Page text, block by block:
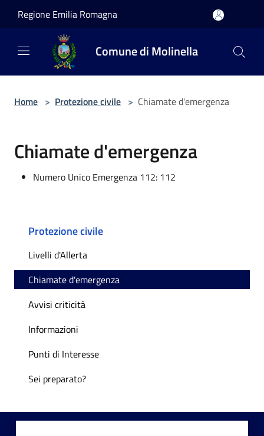
Regione Emilia Romagna
Comune di Molinella
Home > Protezione civile > Chiamate d'emergenza
Chiamate d'emergenza
Numero Unico Emergenza 112: 112
Protezione civile
Livelli d'Allerta
Chiamate d'emergenza
Avvisi criticità
Informazioni
Punti di Interesse
Sei preparato?